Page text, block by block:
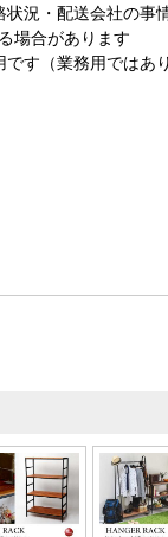
況・配送会社の事
場合があります
す（業務用ではあ